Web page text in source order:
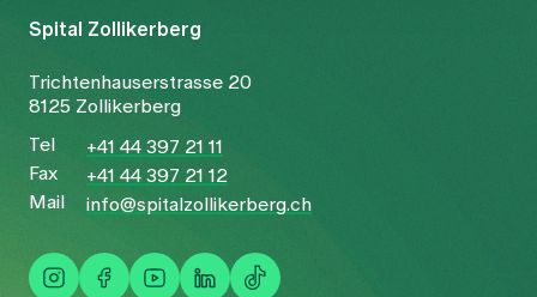
Spital Zollikerberg
Trichtenhauserstrasse 20
8125 Zollikerberg
Tel
+41 44 397 21 11
Fax
+41 44 397 21 12
Mail
info@spitalzollikerberg.ch